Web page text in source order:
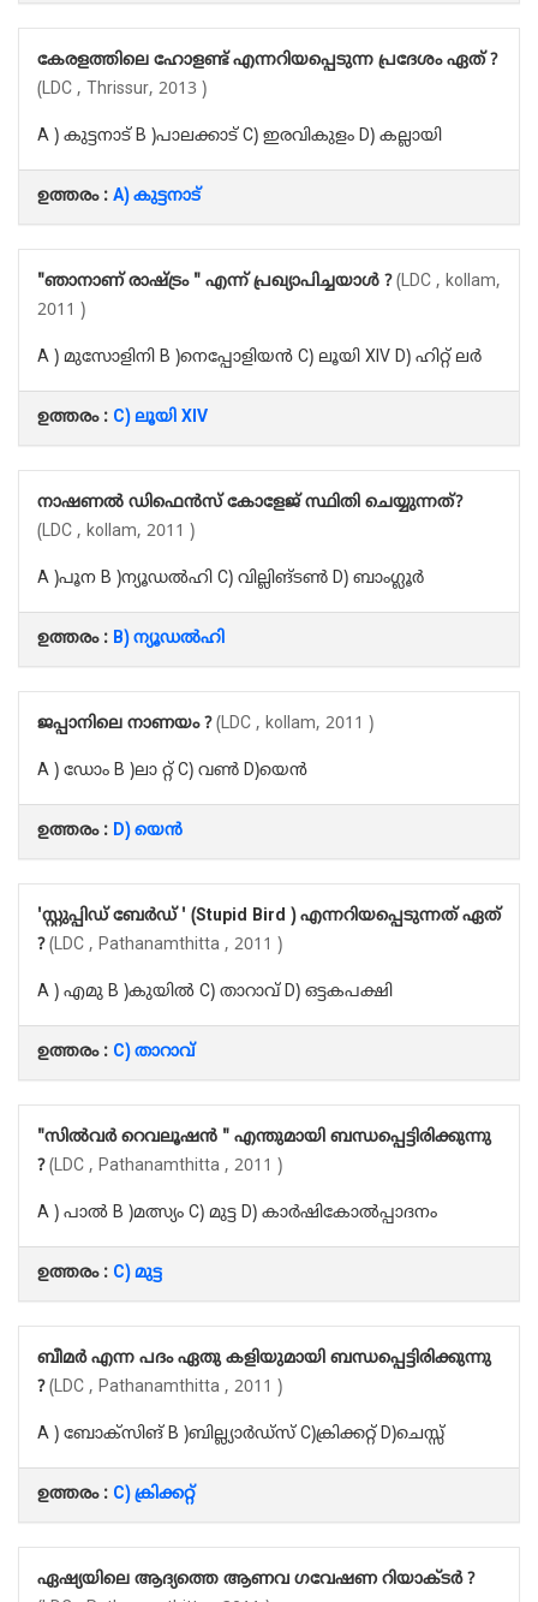
കേരളത്തിലെ ഹോളണ്ട് എന്നറിയപ്പെടുന്ന പ്രദേശം ഏത് ?
(LDC , Thrissur, 2013 )
A ) കുട്ടനാട് B )പാലക്കാട് C) ഇരവികുളം D) കല്ലായി
ഉത്തരം : A) കുട്ടനാട്
"ഞാനാണ് രാഷ്ട്രം " എന്ന് പ്രഖ്യാപിച്ചയാൾ ?(LDC , kollam,
2011 )
A ) മുസോളിനി B )നെപ്പോളിയൻ C) ലൂയി XIV D) ഹിറ്റ് ലർ
ഉത്തരം : C) ലൂയി XIV
നാഷണൽ ഡിഫെൻസ് കോളേജ് സ്ഥിതി ചെയ്യുന്നത്?
(LDC , kollam, 2011 )
A )പൂന B )ന്യൂഡൽഹി C) വില്ലിങ്ടൺ D) ബാംഗ്ലൂർ
ഉത്തരം : B) ന്യൂഡൽഹി
ജപ്പാനിലെ നാണയം ?(LDC , kollam, 2011 )
A ) ഡോം B )ലാ റ്റ് C) വൺ D)യെൻ
ഉത്തരം : D) യെൻ
'സ്റ്റുപ്പിഡ് ബേർഡ് ' (Stupid Bird ) എന്നറിയപ്പെടുന്നത് ഏത്
?(LDC , Pathanamthitta , 2011 )
A ) എമു B )കുയിൽ C) താറാവ് D) ഒട്ടകപക്ഷി
ഉത്തരം : C) താറാവ്
"സിൽവർ റെവലൂഷൻ " എന്തുമായി ബന്ധപ്പെട്ടിരിക്കുന്നു
?(LDC , Pathanamthitta , 2011 )
A ) പാൽ B )മത്സ്യം C) മുട്ട D) കാർഷികോൽപ്പാദനം
ഉത്തരം : C) മുട്ട
ബീമർ എന്ന പദം ഏതു കളിയുമായി ബന്ധപ്പെട്ടിരിക്കുന്നു
?(LDC , Pathanamthitta , 2011 )
A ) ബോക്സിങ് B )ബില്ല്യാർഡ്‌സ് C)ക്രിക്കറ്റ് D)ചെസ്സ്
ഉത്തരം : C) ക്രിക്കറ്റ്
ഏഷ്യയിലെ ആദ്യത്തെ ആണവ ഗവേഷണ റിയാക്ടർ ?